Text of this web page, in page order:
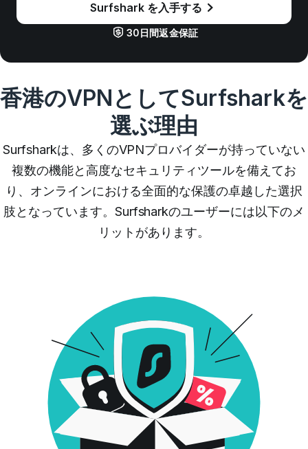
Surfshark を入手する
30日間返金保証
香港のVPNとしてSurfsharkを
選ぶ理由
Surfsharkは、多くのVPNプロバイダーが持っていない
複数の機能と高度なセキュリティツールを備えてお
り、オンラインにおける全面的な保護の卓越した選択
肢となっています。Surfsharkのユーザーには以下のメ
リットがあります。